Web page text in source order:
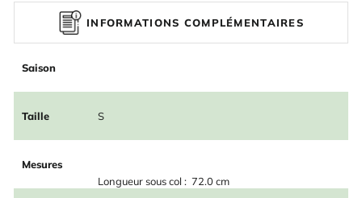
INFORMATIONS COMPLÉMENTAIRES
Saison
Taille S
Mesures
Longueur sous col : 72.0 cm